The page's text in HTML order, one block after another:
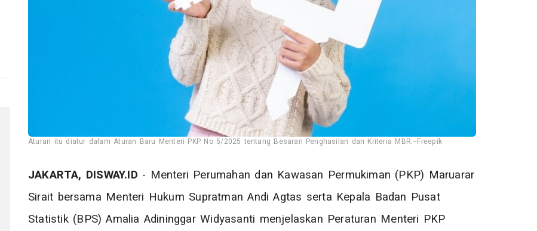
Aturan itu diatur dalam Aturan Baru Menteri PKP No 5/2025 tentang Besaran Penghasilan dan Kriteria MBR.--Freepik
JAKARTA, DISWAY.ID - Menteri Perumahan dan Kawasan Permukiman (PKP) Maruarar
Sirait bersama Menteri Hukum Supratman Andi Agtas serta Kepala Badan Pusat
Statistik (BPS) Amalia Adininggar Widyasanti menjelaskan Peraturan Menteri PKP